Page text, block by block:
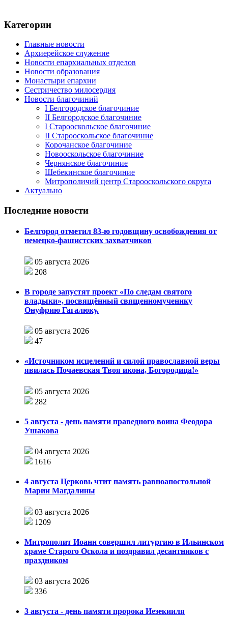
Категории
Главные новости
Архиерейское служение
Новости епархиальных отделов
Новости образования
Монастыри епархии
Сестричество милосердия
Новости благочиний
I Белгородское благочиние
II Белгородское благочиние
I Старооскольское благочиние
II Старооскольское благочиние
Корочанское благочиние
Новооскольское благочиние
Чернянское благочиние
Шебекинское благочиние
Митрополичий центр Старооскольского округа
Актуально
Последние новости
Белгород отметил 83-ю годовщину освобождения от
немецко-фашистских захватчиков
05 августа 2026
208
В городе запустят проект «По следам святого
владыки», посвящённый священномученику
Онуфрию Гагалюку.
05 августа 2026
47
«Источником исцелений и силой православной веры
явилась Почаевская Твоя икона, Богородица!»
05 августа 2026
282
5 августа - день памяти праведного воина Феодора
Ушакова
04 августа 2026
1616
4 августа Церковь чтит память равноапостольной
Марии Магдалины
03 августа 2026
1209
Митрополит Иоанн совершил литургию в Ильинском
храме Старого Оскола и поздравил десантников с
праздником
03 августа 2026
336
3 августа - день памяти пророка Иезекииля